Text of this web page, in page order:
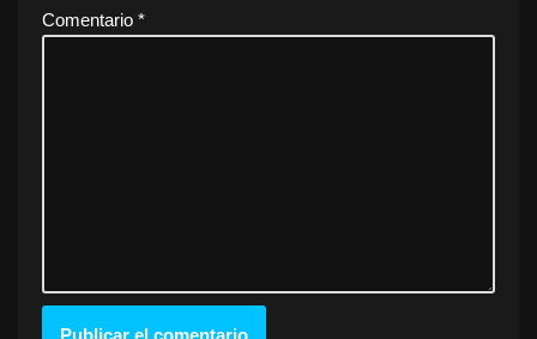
Comentario *